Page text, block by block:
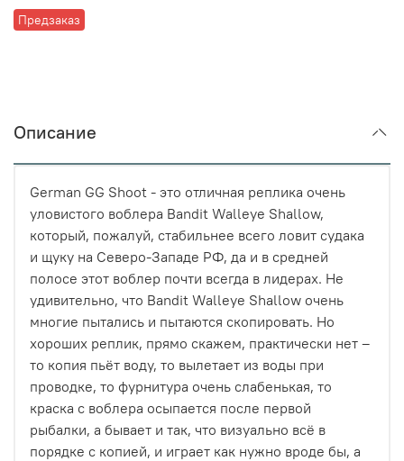
Предзаказ
Описание
German GG Shoot - это отличная реплика очень
уловистого воблера Bandit Walleye Shallow,
который, пожалуй, стабильнее всего ловит судака
и щуку на Северо-Западе РФ, да и в средней
полосе этот воблер почти всегда в лидерах. Не
удивительно, что Bandit Walleye Shallow очень
многие пытались и пытаются скопировать. Но
хороших реплик, прямо скажем, практически нет –
то копия пьёт воду, то вылетает из воды при
проводке, то фурнитура очень слабенькая, то
краска с воблера осыпается после первой
рыбалки, а бывает и так, что визуально всё в
порядке с копией, и играет как нужно вроде бы, а